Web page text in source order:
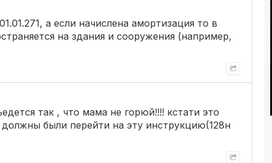
а если начислена амортизация то в
на здания и сооружения (например,
так , что мама не горюй!!!! кстати это
были перейти на эту инструкцию(128н